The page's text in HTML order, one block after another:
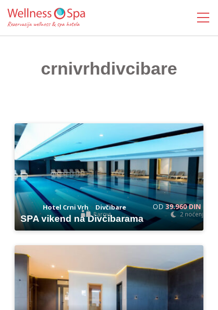
crnivrhdivcibare
Hotel Crni Vrh - Divčibare
SPA vikend na Divčibarama
OD39.960 DIN
Parovi 2 noćenja